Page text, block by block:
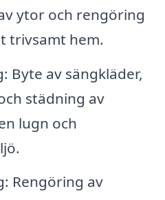
ytor och rengöring
trivsamt hem.
Byte av sängkläder,
städning av
lugn och
Rengöring av